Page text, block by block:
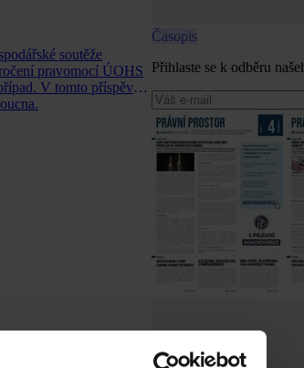
soutěže
pravomocí ÚOHS
V tomto příspěvku
Časopis
Přihlaste se k odběru